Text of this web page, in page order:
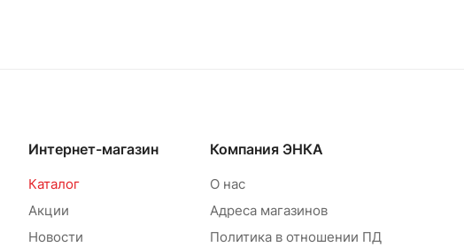
Интернет-магазин
Каталог
Акции
Новости
Компания ЭНКА
О нас
Адреса магазинов
Политика в отношении ПД